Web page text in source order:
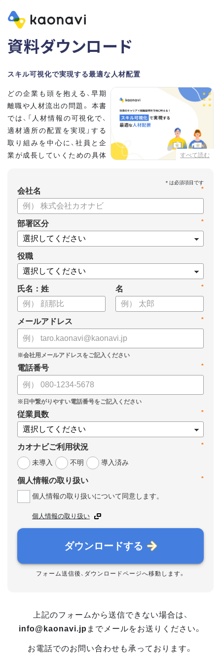
資料ダウンロード
スキル可視化で実現する最適な人材配置
すべて読む
どの企業も頭を抱える、早期
離職や人材流出の問題。 本書
では、「人材情報の可視化で、
適材適所の配置を実現」する
取り組みを中心に、社員と企
業が成長していくための具体
【資料の内容】
・不適切な人員配置の要因と悪影響
・データドリブンな人材配置のメリット
・導入イメージとリーダー育成への応用
*
会社名
*
部署区分
役職
氏名：姓 *
名
*
メールアドレス
*
電話番号
*
従業員数
*
カオナビご利用状況
未導入
不明 導入済み
*
個人情報の取り扱い
個人情報の取り扱いについて同意します。
個人情報の取り扱い
ダウンロードする
フォーム送信後、ダウンロードページへ移動します。
上記のフォームから送信できない場合は、
info@kaonavi.jp までメールをお送りください。
お電話でのお問い合わせも承っております。